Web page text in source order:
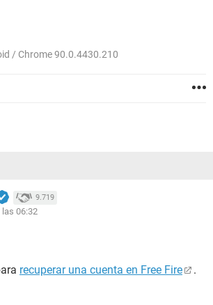
/ Chrome 90.0.4430.210
9.719
las 06:32
recuperar una cuenta en Free Fire .